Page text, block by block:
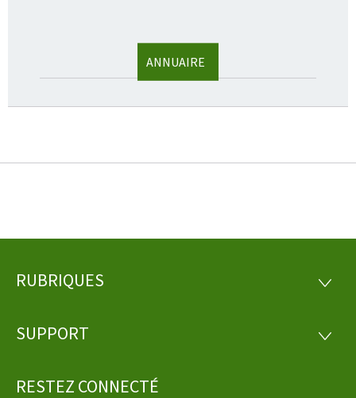
ANNUAIRE
Pied
page
RUBRIQUES
SUPPORT
RESTEZ CONNECTÉ